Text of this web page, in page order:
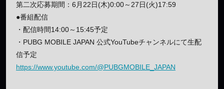
第二次応募期間：6月22日(木)0:00～27日(火)17:59
●番組配信
・配信時間14:00～15:45予定
・PUBG MOBILE JAPAN 公式YouTubeチャンネルにて生配
信予定
https://www.youtube.com/@PUBGMOBILE_JAPAN